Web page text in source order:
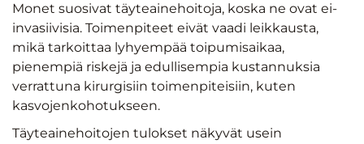
Monet suosivat täyteainehoitoja, koska ne ovat ei-
invasiivisia. Toimenpiteet eivät vaadi leikkausta,
mikä tarkoittaa lyhyempää toipumisaikaa,
pienempiä riskejä ja edullisempia kustannuksia
verrattuna kirurgisiin toimenpiteisiin, kuten
kasvojenkohotukseen.
Täyteainehoitojen tulokset näkyvät usein